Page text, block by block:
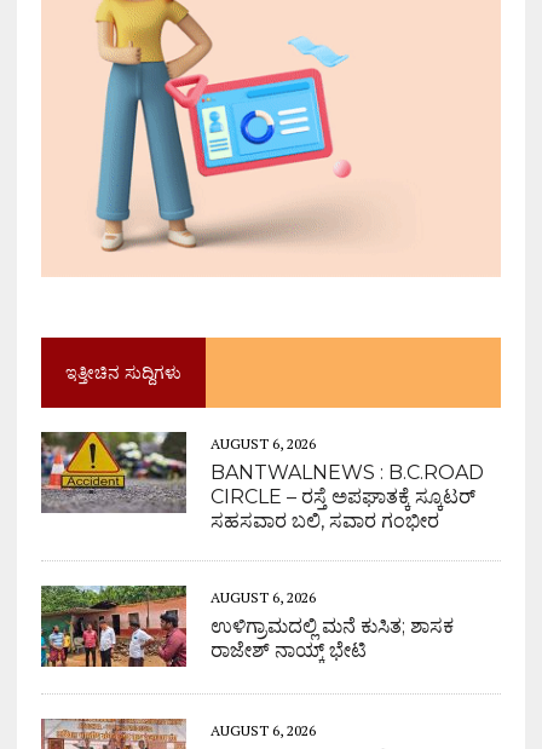
ಇತ್ತೀಚಿನ ಸುದ್ದಿಗಳು
AUGUST 6, 2026
BANTWALNEWS : B.C.ROAD
CIRCLE – ರಸ್ತೆ ಅಪಘಾತಕ್ಕೆ ಸ್ಕೂಟರ್
ಸಹಸವಾರ ಬಲಿ, ಸವಾರ ಗಂಭೀರ
AUGUST 6, 2026
ಉಳಿಗ್ರಾಮದಲ್ಲಿ ಮನೆ ಕುಸಿತ; ಶಾಸಕ
ರಾಜೇಶ್ ನಾಯ್ಕ್ ಭೇಟಿ
AUGUST 6, 2026